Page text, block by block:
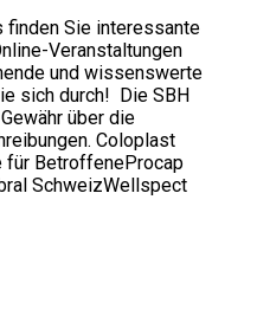
finden Sie interessante
Veranstaltungen
und wissenswerte
sich durch! Die SBH
über die
Coloplast
für BetroffeneProcap
SchweizWellspect